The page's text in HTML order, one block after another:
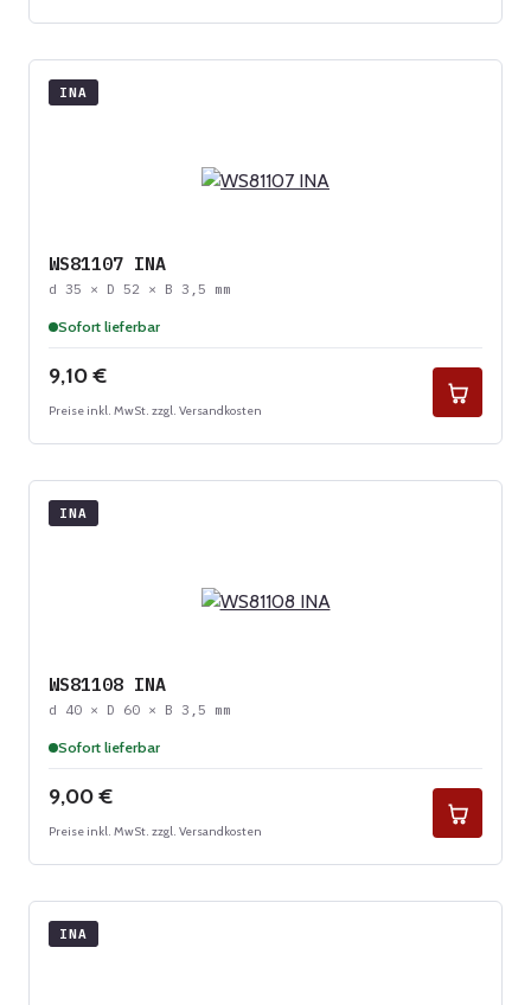
INA
WS81107 INA
d 35 × D 52 × B 3,5 mm
Sofort lieferbar
Regulärer Preis:
9,10 €
Preise inkl. MwSt. zzgl. Versandkosten
INA
WS81108 INA
d 40 × D 60 × B 3,5 mm
Sofort lieferbar
Regulärer Preis:
9,00 €
Preise inkl. MwSt. zzgl. Versandkosten
INA